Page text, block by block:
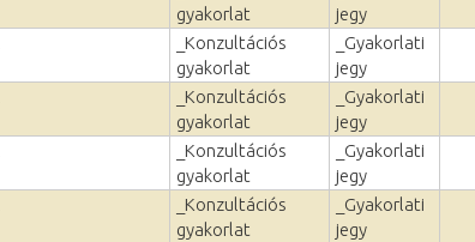
gyakorlat
jegy
_Konzultációs
gyakorlat
_Gyakorlati
jegy
_Konzultációs
gyakorlat
_Gyakorlati
jegy
_Konzultációs
gyakorlat
_Gyakorlati
jegy
_Konzultációs
gyakorlat
_Gyakorlati
jegy